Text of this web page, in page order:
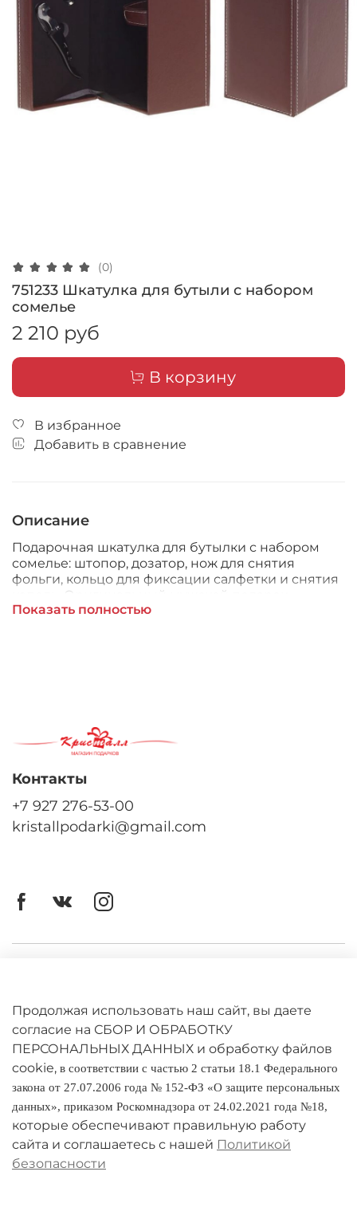
(0)
751233 Шкатулка для бутыли с набором
сомелье
2 210 руб
В корзину
В избранное
Добавить в сравнение
Описание
Подарочная шкатулка для бутылки с набором
сомелье: штопор, дозатор, нож для снятия
фольги, кольцо для фиксации салфетки и снятия
Оригинальный мужской подарок -
шкатулка с набором "Сомелье" имеет прочную
Показать полностью
Политика конфиденциальности
Оплата и доставка
Условия обмена и возврата
Реквизиты
О компании
Контакты
+7 927 276-53-00
kristallpodarki@gmail.com
Продолжая использовать наш сайт, вы даете
согласие на СБОР И ОБРАБОТКУ
ПЕРСОНАЛЬНЫХ ДАННЫХ и обработку файлов
cookie, в соответствии с частью 2 статьи 18.1 Федерального
закона от 27.07.2006 года № 152-ФЗ «О защите персональных
данных», приказом Роскомнадзора от 24.02.2021 года №18,
которые обеспечивают правильную работу
сайта и соглашаетесь с нашей Политикой
безопасности